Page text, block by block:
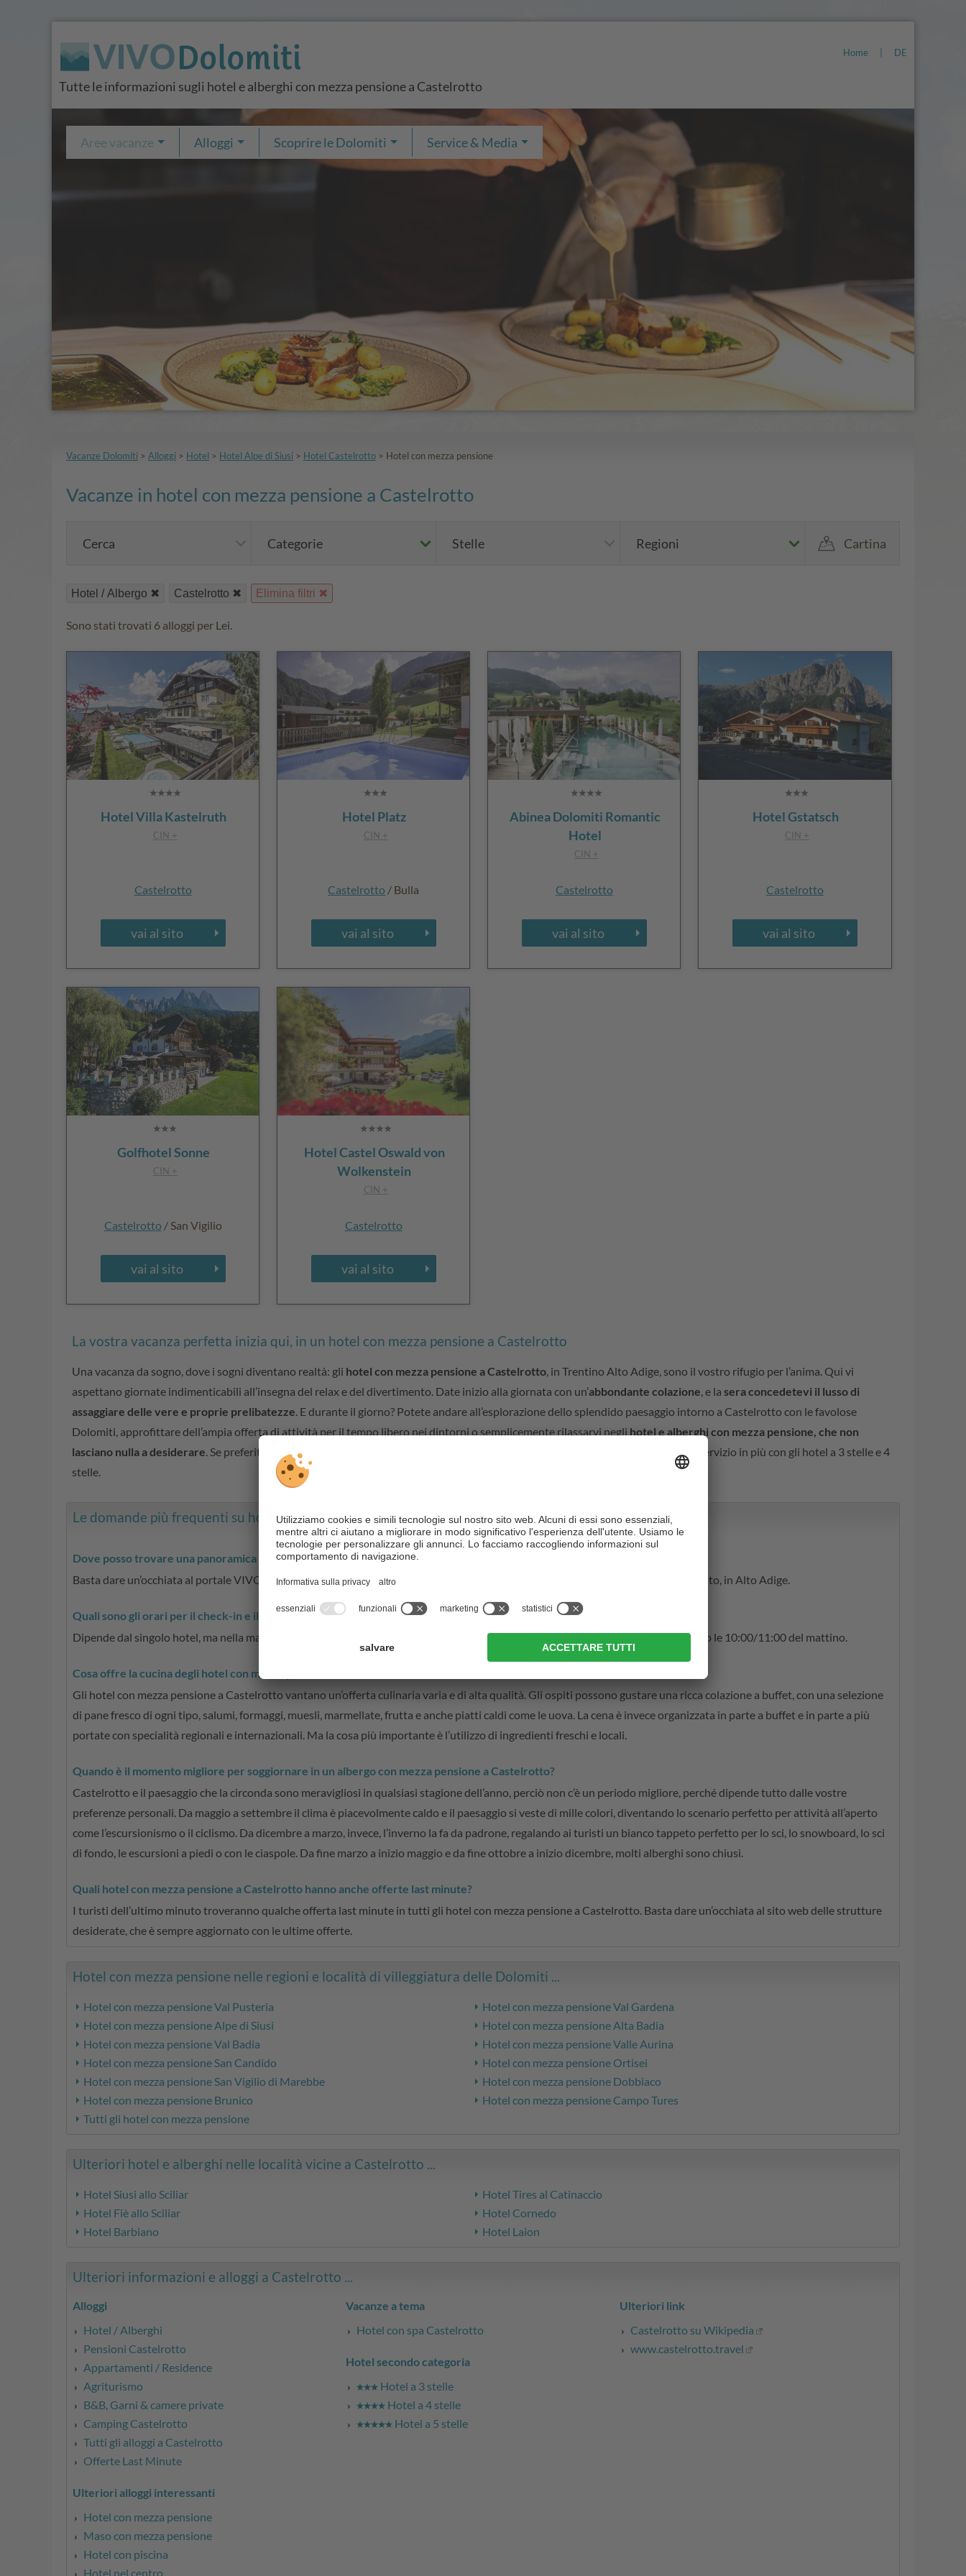
Home DE
Tutte le informazioni sugli hotel e alberghi con mezza pensione a Castelrotto
Aree vacanze Alloggi Scoprire le Dolomiti Service & Media
Vacanze Dolomiti > Alloggi > Hotel > Hotel Alpe di Siusi > Hotel Castelrotto > Hotel con mezza pensione
Vacanze in hotel con mezza pensione a Castelrotto
Cerca Categorie Stelle Regioni Cartina
Hotel / Albergo Castelrotto Elimina filtri
Sono stati trovati 6 alloggi per Lei.
Hotel Villa Kastelruth
CIN +
Castelrotto
vai al sito
Hotel Platz
CIN +
Castelrotto / Bulla
vai al sito
Abinea Dolomiti Romantic
Hotel
CIN +
Castelrotto
vai al sito
Hotel Gstatsch
CIN +
Castelrotto
vai al sito
Golfhotel Sonne
CIN +
Castelrotto / San Vigilio
vai al sito
Hotel Castel Oswald von
Wolkenstein
CIN +
Castelrotto
vai al sito
La vostra vacanza perfetta inizia qui, in un hotel con mezza pensione a Castelrotto
Una vacanza da sogno, dove i sogni diventano realtà: gli hotel con mezza pensione a Castelrotto, in Trentino Alto Adige, sono il vostro rifugio per l’anima. Qui vi
aspettano giornate indimenticabili all’insegna del relax e del divertimento. Date inizio alla giornata con un’abbondante colazione, e la sera concedetevi il lusso di
assaggiare delle vere e proprie prelibatezze. E durante il giorno? Potete andare all’esplorazione dello splendido paesaggio intorno a Castelrotto con le favolose
Dolomiti, approfittare dell’ampia offerta di attività per il tempo libero nei dintorni o semplicemente rilassarvi negli hotel e alberghi con mezza pensione, che non
lasciano nulla a desiderare. Se preferite una struttura più semplice, ci sono gli hotel a 2 stelle, oppure potete concedervi qualche servizio in più con gli hotel a 3 stelle e 4
stelle.
Le domande più frequenti su hotel e alberghi con mezza pensione a Castelrotto
Dove posso trovare una panoramica degli hotel con mezza pensione di Castelrotto?
Basta dare un’occhiata al portale VIVODolomiti, che offre una sezione apposita dedicata agli hotel con mezza pensione a Castelrotto, in Alto Adige.
Quali sono gli orari per il check-in e il check-out negli hotel con mezza pensione a Castelrotto?
Dipende dal singolo hotel, ma nella maggior parte dei casi il check-in è previsto a partire dalle 14:00/15:00 circa e il check-out entro le 10:00/11:00 del mattino.
Cosa offre la cucina degli hotel con mezza pensione a Castelrotto?
Gli hotel con mezza pensione a Castelrotto vantano un’offerta culinaria varia e di alta qualità. Gli ospiti possono gustare una ricca colazione a buffet, con una selezione
di pane fresco di ogni tipo, salumi, formaggi, muesli, marmellate, frutta e anche piatti caldi come le uova. La cena è invece organizzata in parte a buffet e in parte a più
portate con specialità regionali e internazionali. Ma la cosa più importante è l’utilizzo di ingredienti freschi e locali.
Quando è il momento migliore per soggiornare in un albergo con mezza pensione a Castelrotto?
Castelrotto e il paesaggio che la circonda sono meravigliosi in qualsiasi stagione dell’anno, perciò non c’è un periodo migliore, perché dipende tutto dalle vostre
preferenze personali. Da maggio a settembre il clima è piacevolmente caldo e il paesaggio si veste di mille colori, diventando lo scenario perfetto per attività all’aperto
come l’escursionismo o il ciclismo. Da dicembre a marzo, invece, l’inverno la fa da padrone, regalando ai turisti un bianco tappeto perfetto per lo sci, lo snowboard, lo sci
di fondo, le escursioni a piedi o con le ciaspole. Da fine marzo a inizio maggio e da fine ottobre a inizio dicembre, molti alberghi sono chiusi.
Quali hotel con mezza pensione a Castelrotto hanno anche offerte last minute?
I turisti dell’ultimo minuto troveranno qualche offerta last minute in tutti gli hotel con mezza pensione a Castelrotto. Basta dare un’occhiata al sito web delle strutture
desiderate, che è sempre aggiornato con le ultime offerte.
Hotel con mezza pensione nelle regioni e località di villeggiatura delle Dolomiti ...
Hotel con mezza pensione Val Pusteria
Hotel con mezza pensione Val Gardena
Hotel con mezza pensione Alpe di Siusi
Hotel con mezza pensione Alta Badia
Hotel con mezza pensione Val Badia
Hotel con mezza pensione Valle Aurina
Hotel con mezza pensione San Candido
Hotel con mezza pensione Ortisei
Hotel con mezza pensione San Vigilio di Marebbe
Hotel con mezza pensione Dobbiaco
Hotel con mezza pensione Brunico
Hotel con mezza pensione Campo Tures
Tutti gli hotel con mezza pensione
Ulteriori hotel e alberghi nelle località vicine a Castelrotto ...
Hotel Siusi allo Sciliar
Hotel Tires al Catinaccio
Hotel Fiè allo Sciliar
Hotel Cornedo
Hotel Barbiano
Hotel Laion
Ulteriori informazioni e alloggi a Castelrotto ...
Alloggi
Hotel / Alberghi
Pensioni Castelrotto
Appartamenti / Residence
Agriturismo
B&B, Garni & camere private
Camping Castelrotto
Tutti gli alloggi a Castelrotto
Offerte Last Minute
Ulteriori alloggi interessanti
Hotel con mezza pensione
Maso con mezza pensione
Hotel con piscina
Hotel nel centro
Vacanze a tema
Hotel con spa Castelrotto
Hotel secondo categoria
Hotel a 3 stelle
Hotel a 4 stelle
Hotel a 5 stelle
Ulteriori link
Castelrotto su Wikipedia
www.castelrotto.travel